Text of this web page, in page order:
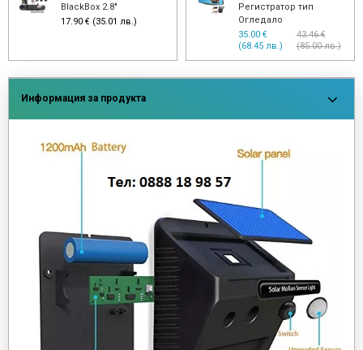
BlackBox 2.8"
17.90 € (35.01 лв.)
Регистратор тип
Огледало
35.00 €
(68.45 лв.)
43.46 €
(85.00 лв.)
Информация за продукта